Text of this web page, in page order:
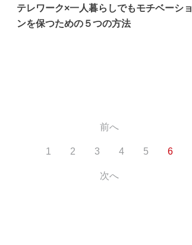
テレワーク×一人暮らしでもモチベーショ
ンを保つための５つの方法
前へ
1 2 3 4 5 6
次へ